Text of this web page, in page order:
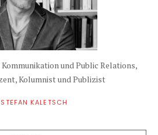
und Public Relations,
Kolumnist und Publizist
KALETSCH